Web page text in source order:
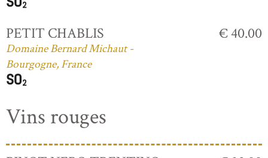
PETIT CHABLIS
Domaine Bernard Michaut -
Bourgogne, France
€ 40.00
Vins rouges